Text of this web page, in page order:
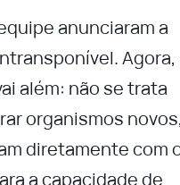
anunciaram a
Agora,
além: não se trata
organismos novos,
diretamente com
a capacidade de